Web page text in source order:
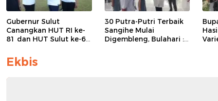
Gubernur Sulut
Canangkan HUT RI ke-
81 dan HUT Sulut ke-62,
Keringanan Pajak dan
Penanaman 2.051 Bibit
30 Putra-Putri Terbaik
Sangihe Mulai
Digembleng, Bulahari :
Ekbis